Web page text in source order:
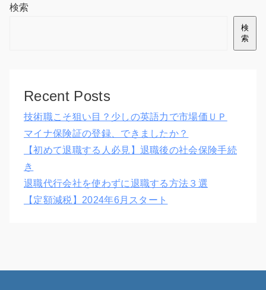
検索
検
索
Recent Posts
技術職こそ狙い目？少しの英語力で市場価ＵＰ
マイナ保険証の登録、できましたか？
【初めて退職する人必見】退職後の社会保険手続
き
退職代行会社を使わずに退職する方法３選
【定額減税】2024年6月スタート